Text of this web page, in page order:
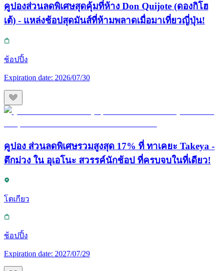
คูปองส่วนลดพิเศษสุดคุ้มที่ห้าง Don Quijote (ดองกิโฮ
เต้) - แหล่งช้อปสุดมันส์ที่ห้ามพลาดเมื่อมาเที่ยวญี่ปุ่น!
ช้อปปิ้ง
Expiration date: 2026/07/30
คูปอง ส่วนลดพิเศษรวมสูงสุด 17% ที่ ทาเคยะ Takeya -
ตึกม่วง ใน อุเอโนะ สวรรค์นักช้อป ที่ครบจบในที่เดียว!
โตเกียว
ช้อปปิ้ง
Expiration date: 2027/07/29